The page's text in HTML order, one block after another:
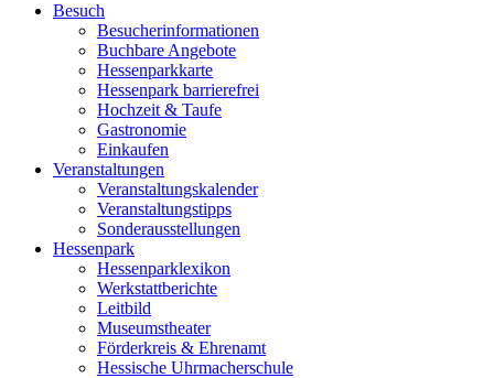
Besuch
Besucherinformationen
Buchbare Angebote
Hessenparkkarte
Hessenpark barrierefrei
Hochzeit & Taufe
Gastronomie
Einkaufen
Veranstaltungen
Veranstaltungskalender
Veranstaltungstipps
Sonderausstellungen
Hessenpark
Hessenparklexikon
Werkstattberichte
Leitbild
Museumstheater
Förderkreis & Ehrenamt
Hessische Uhrmacherschule